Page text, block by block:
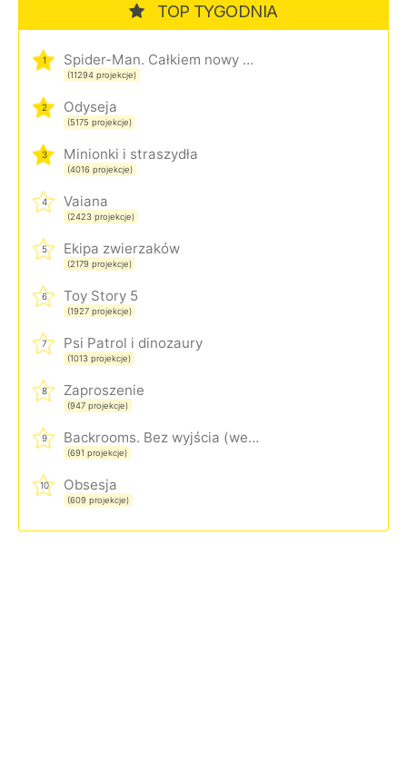
TOP TYGODNIA
1 Spider-Man. Całkiem nowy dzień
(11294 projekcje)
2 Odyseja
(5175 projekcje)
3 Minionki i straszydła
(4016 projekcje)
4 Vaiana
(2423 projekcje)
5 Ekipa zwierzaków
(2179 projekcje)
6 Toy Story 5
(1927 projekcje)
7 Psi Patrol i dinozaury
(1013 projekcje)
8 Zaproszenie
(947 projekcje)
9 Backrooms. Bez wyjścia (wersja rozszerzona)
(691 projekcje)
10 Obsesja
(609 projekcje)